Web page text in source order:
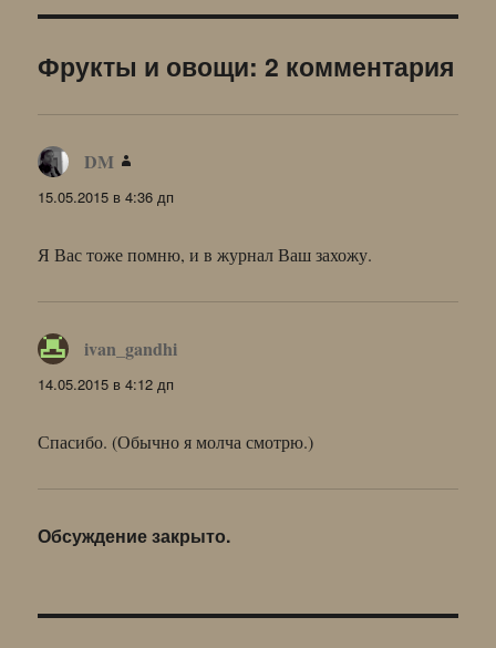
Фрукты и овощи: 2 комментария
DM
15.05.2015 в 4:36 дп
Я Вас тоже помню, и в журнал Ваш захожу.
ivan_gandhi
14.05.2015 в 4:12 дп
Спасибо. (Обычно я молча смотрю.)
Обсуждение закрыто.